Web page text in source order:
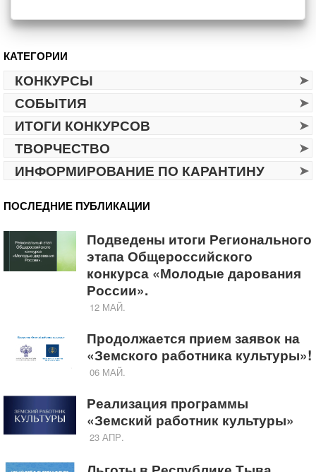
КАТЕГОРИИ
КОНКУРСЫ
СОБЫТИЯ
ИТОГИ КОНКУРСОВ
ТВОРЧЕСТВО
ИНФОРМИРОВАНИЕ ПО КАРАНТИНУ
ПОСЛЕДНИЕ ПУБЛИКАЦИИ
Подведены итоги Регионального
этапа Общероссийского
конкурса «Молодые дарования
России».
12 МАЙ.
Продолжается прием заявок на
«Земского работника культуры»!
06 МАЙ.
Реализация программы
«Земский работник культуры»
23 АПР.